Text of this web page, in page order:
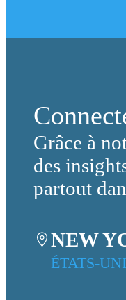
Grâce à
des
partout
NEW
ÉTATS-